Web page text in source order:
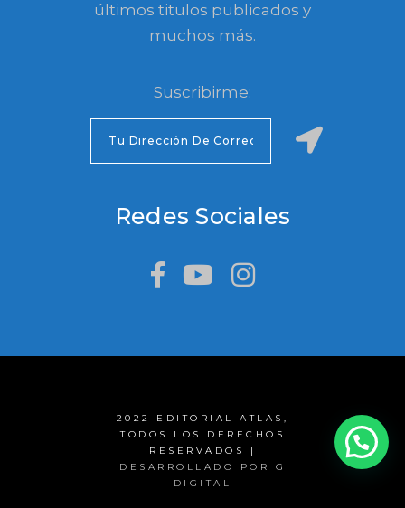
últimos titulos publicados y
muchos más.
Suscribirme:
Redes Sociales
2022 EDITORIAL ATLAS,
TODOS LOS DERECHOS
RESERVADOS |
DESARROLLADO POR G
DIGITAL